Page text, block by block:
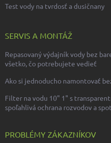
Test vody na tvrdosť a dusičnany
SERVIS A MONTÁŽ
Repasovaný výdajník vody bez
všetko, čo potrebujete vedieť
Ako si jednoducho namontovať
Filter na vodu 10" 1" s
spoľahlivá ochrana rozvodov a
PROBLÉMY ZÁKAZNÍKOV